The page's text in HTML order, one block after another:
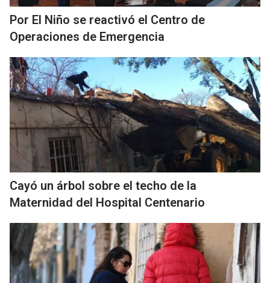
Por El Niño se reactivó el Centro de
Operaciones de Emergencia
Cayó un árbol sobre el techo de la
Maternidad del Hospital Centenario